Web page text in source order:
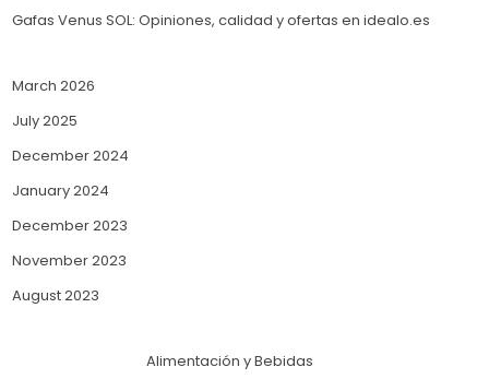
Gafas Venus SOL: Opiniones, calidad y ofertas en idealo.es
March 2026
July 2025
December 2024
January 2024
December 2023
November 2023
August 2023
Alimentación y Bebidas